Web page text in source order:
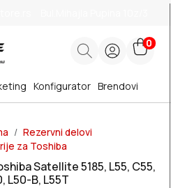
0
Brendovi
Konfigurator
Rezervni delovi
za Toshiba
Satellite 5185, L55, C55,
L50-B, L55T